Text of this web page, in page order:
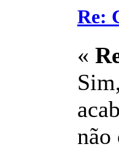
Re:
«
não